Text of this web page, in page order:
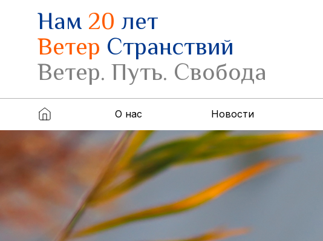
Нам20лет
Ветер Странствий
Ветер. Путь. Свобода
О нас Новости